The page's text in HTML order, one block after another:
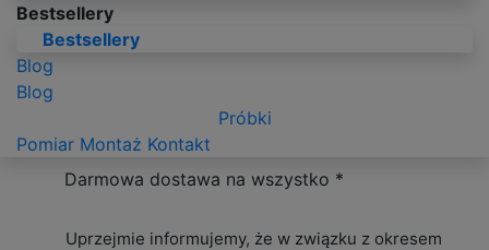
Bestsellery
Bestsellery
Blog
Blog
Próbki
Pomiar Montaż Kontakt
Darmowa dostawa na wszystko *
Uprzejmie informujemy, że w związku z okresem